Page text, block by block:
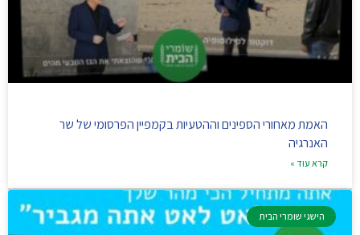
האמת מאחורי הספינים וההטעיות בקמפיין הפרסומי של שר
האנרגיה
קרא עוד »
הישגי שומרי הבית